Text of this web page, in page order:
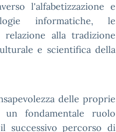
l'alfabetizzazione e
informatiche, le
alla tradizione
e scientifica della
delle proprie
un fondamentale ruolo
successivo percorso di